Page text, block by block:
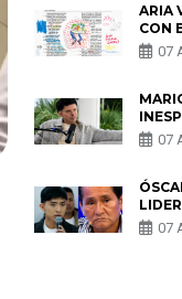
ARIA
CON
DE07
07
TRAS
07